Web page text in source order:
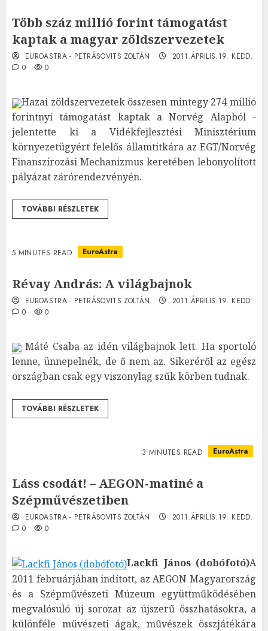
Több száz millió forint támogatást
kaptak a magyar zöldszervezetek
EUROASTRA - PETRÁSOVITS ZOLTÁN
2011.ÁPRILIS.19. KEDD.
0
0
Hazai zöldszervezetek összesen mintegy 274 millió
forintnyi támogatást kaptak a Norvég Alapból -
jelentette ki a Vidékfejlesztési Minisztérium
környezetügyért felelős államtitkára az EGT/Norvég
Finanszírozási Mechanizmus keretében lebonyolított
pályázat zárórendezvényén.
TOVÁBBI RÉSZLETEK
5 MINUTES READ EuroAstra
Révay András: A világbajnok
EUROASTRA - PETRÁSOVITS ZOLTÁN
2011.ÁPRILIS.19. KEDD.
0
0
Máté Csaba az idén világbajnok lett. Ha sportoló
lenne, ünnepelnék, de ő nem az. Sikeréről az egész
országban csak egy viszonylag szűk körben tudnak.
TOVÁBBI RÉSZLETEK
3 MINUTES READ EuroAstra
Láss csodát! – AEGON-matiné a
Szépművészetiben
EUROASTRA - PETRÁSOVITS ZOLTÁN
2011.ÁPRILIS.19. KEDD.
0
0
Lackfi János (dobófotó)A
2011 februárjában indított, az AEGON Magyarország
és a Szépművészeti Múzeum együttműködésében
megvalósuló új sorozat az újszerű összhatásokra, a
különféle művészeti ágak, művészek összjátékára